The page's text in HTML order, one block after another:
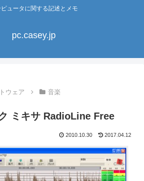
ピュータに関する記述とメモ
pc.casey.jp
ウェア 音楽
ミキサ RadioLine Free
2010.10.30 2017.04.12